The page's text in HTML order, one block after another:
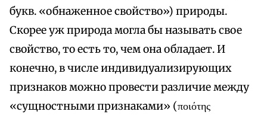
букв. «обнаженное свойство») природы.
Скорее уж природа могла бы называть свое
свойство, то есть то, чем она обладает. И
конечно, в числе индивидуализирующих
признаков можно провести различие между
«сущностными признаками» (ποιότης